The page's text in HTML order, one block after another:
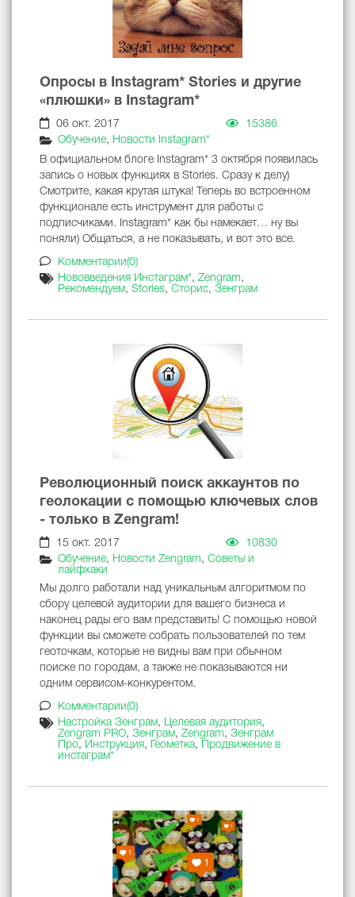
Опросы в Instagram* Stories и другие
«плюшки» в Instagram*
06 окт. 2017
15386
Обучение, Новости Instagram*
В официальном блоге Instagram* 3 октября появилась
запись о новых функциях в Stories. Сразу к делу)
Смотрите, какая крутая штука! Теперь во встроенном
функционале есть инструмент для работы с
подписчиками. Instagram* как бы намекает… ну вы
поняли) Общаться, а не показывать, и вот это все.
Комментарии(0)
Нововведения Инстаграм*, Zengram,
Рекомендуем, Stories, Сторис, Зенграм
Революционный поиск аккаунтов по
геолокации с помощью ключевых слов
- только в Zengram!
15 окт. 2017
10830
Обучение, Новости Zengram, Советы и
лайфхаки
Мы долго работали над уникальным алгоритмом по
сбору целевой аудитории для вашего бизнеса и
наконец рады его вам представить! С помощью новой
функции вы сможете собрать пользователей по тем
геоточкам, которые не видны вам при обычном
поиске по городам, а также не показываются ни
одним сервисом-конкурентом.
Комментарии(0)
Настройка Зенграм, Целевая аудитория,
Zengram PRO, Зенграм, Zengram, Зенграм
Про, Инструкция, Геометка,
Продвижение в
инстаграм*